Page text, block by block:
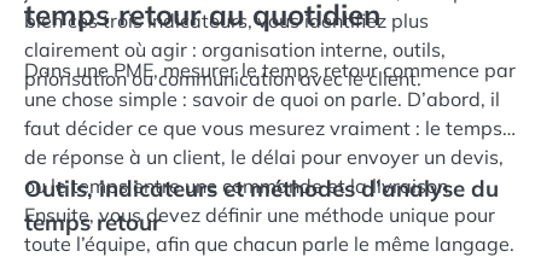
bien ces trois indicateurs, vous identifiez plus
clairement où agir : organisation interne, outils,
priorisation ou communication avec le client.
temps retour au quotidien
Dans une PME, mesurer le temps retour commence par
une chose simple : savoir de quoi on parle. D’abord, il
faut décider ce que vous mesurez vraiment : le temps
de réponse à un client, le délai pour envoyer un devis,
ou le temps entre une commande et la livraison.
Ensuite, vous devez définir une méthode unique pour
toute l’équipe, afin que chacun parle le même langage.
Outils, indicateurs et méthodes d’analyse du
temps retour